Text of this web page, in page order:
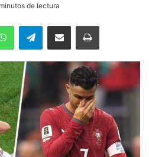
de lectura
WhatsAppTelegramEnviar vía email Imprimir